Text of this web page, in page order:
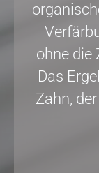
ohne die
Das
Zahn,